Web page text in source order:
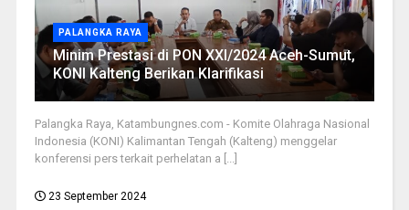
PALANGKA RAYA
Minim Prestasi di PON XXI/2024 Aceh-Sumut,
KONI Kalteng Berikan Klarifikasi
Palangka Raya, Katambungnes.com - Komite Olahraga Nasional
Indonesia (KONI) Kalimantan Tengah (Kalteng) menggelar
konferensi pers terkait perhelatan a [...]
23 September 2024